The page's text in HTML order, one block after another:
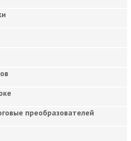
преобразователей